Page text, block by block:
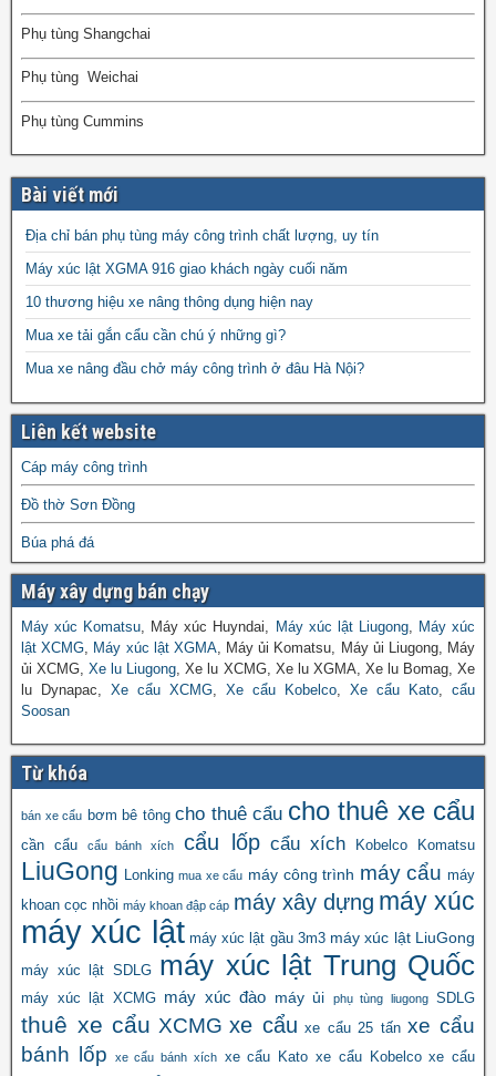
Phụ tùng Shangchai
Phụ tùng Weichai
Phụ tùng Cummins
Bài viết mới
Địa chỉ bán phụ tùng máy công trình chất lượng, uy tín
Máy xúc lật XGMA 916 giao khách ngày cuối năm
10 thương hiệu xe nâng thông dụng hiện nay
Mua xe tải gắn cẩu cần chú ý những gì?
Mua xe nâng đầu chở máy công trình ở đâu Hà Nội?
Liên kết website
Cáp máy công trình
Đồ thờ Sơn Đồng
Búa phá đá
Máy xây dựng bán chạy
Máy xúc Komatsu , Máy xúc Huyndai, Máy xúc lật Liugong,
Máy xúc
lật XCMG
Máy xúc lật XGMA, Máy ủi Komatsu, Máy ủi Liugong, Máy
ủi XCMG,Xe lu Liugong , Xe lu XCMG, Xe lu XGMA, Xe lu Bomag, Xe
lu Dynapac, Xe cẩu XCMG Xe cẩu Kobelco Xe cẩu Kato
cẩu
Soosan
Từ khóa
bán xe cẩu bơm bê tông cho thuê cẩu cho thuê xe cẩu
cần cẩu cẩu bánh xích cẩu lốp cẩu xích Kobelco Komatsu
LiuGong Lonking mua xe cẩu máy công trình máy cẩu máy
khoan cọc nhồi máy khoan đập cáp máy xây dựng máy xúc
máy xúc lật máy xúc lật gầu 3m3 máy xúc lật LiuGong
máy xúc lật SDLG máy xúc lật Trung Quốc
máy xúc lật XCMG máy xúc đào máy ủi phụ tùng liugong SDLG
thuê xe cẩu XCMG xe cẩu xe cẩu 25 tấn xe cẩu
bánh lốp
xe cẩu bánh xích xe cẩu Kato xe cẩu Kobelco xe cẩu